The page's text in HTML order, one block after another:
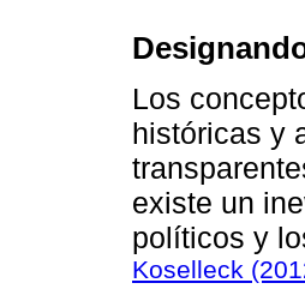
Los
históricas y
existe un
políticos y
Koselleck